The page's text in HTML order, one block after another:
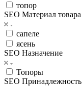
топор
SEO Материал товара
сапеле
ясень
SEO Назначение
Топоры
SEO Принадлежность